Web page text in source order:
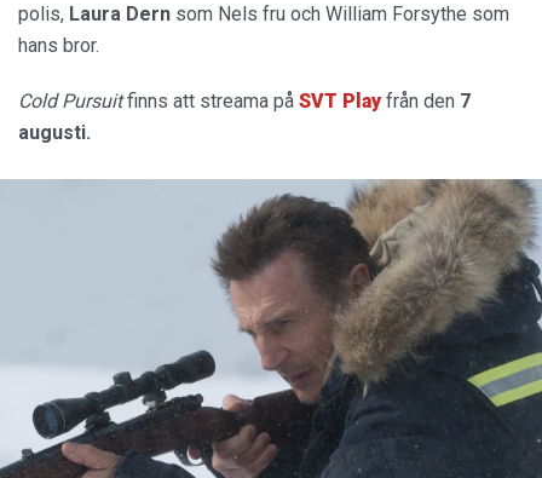
polis, Laura Dern som Nels fru och William Forsythe som
hans bror.
Cold Pursuitfinns att streama på SVT Playfrån den 7
augusti.